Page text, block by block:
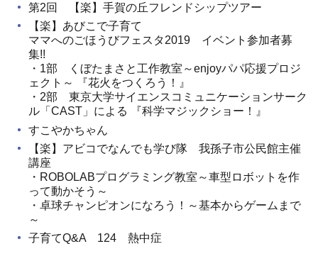
第2回 【楽】手賀の丘フレンドシップツアー
【楽】あびこで子育て
ママへのごほうびフェスタ2019 イベント参加者募
集!!
・1部 くぼたまさと工作教室～enjoyパパ応援プロジ
ェクト～ 『花火をつくろう！』
・2部 東京大学サイエンスコミュニケーションサーク
ル「CAST」による 『科学マジックショー！』
すこやかちゃん
【楽】アビコでなんでも学び隊 我孫子市公民館主催
講座
・ROBOLABプログラミング教室～車型ロボットを作
って動かそう～
・卓球チャンピオンになろう！～基本からゲームまで
～
子育てQ&A 124 熱中症